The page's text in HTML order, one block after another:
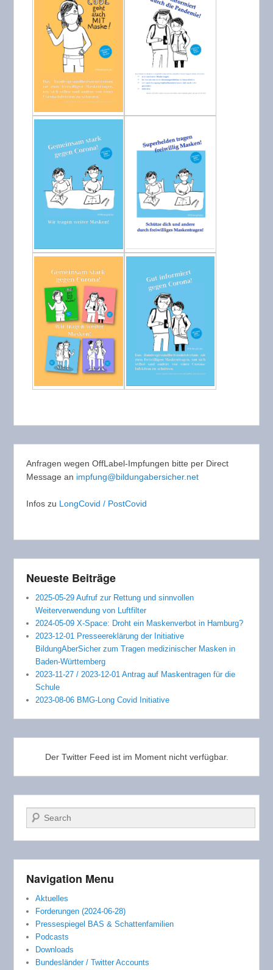
Anfragen wegen OffLabel-Impfungen bitte per Direct
Message an impfung@bildungabersicher.net
Infos zu LongCovid / PostCovid
Neueste Beiträge
2025-05-29 Aufruf zur Rettung und sinnvollen
Weiterverwendung von Luftfilter
2024-05-09 X-Space: Droht ein Maskenverbot in Hamburg?
2023-12-01 Presseereklärung der Initiative
BildungAberSicher zum Tragen medizinischer Masken in
Baden-Württemberg
2023-11-27 / 2023-12-01 Antrag auf Maskentragen für die
Schule
2023-08-06 BMG-Long Covid Initiative
Der Twitter Feed ist im Moment nicht verfügbar.
Suchen
Navigation Menu
Aktuelles
Forderungen (2024-06-28)
Pressespiegel BAS & Schattenfamilien
Podcasts
Downloads
Bundesländer / Twitter Accounts